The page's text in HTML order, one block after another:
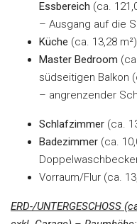
Essbereich (ca.
– Ausgang auf die
Küche (ca. 13,28 m²)
Master Bedroom
südseitigen Balkon
– angrenzender
Schlafzimmer (ca.
Badezimmer (ca.
Vorraum/Flur (ca.
ERD-/UNTERGESCHOSS